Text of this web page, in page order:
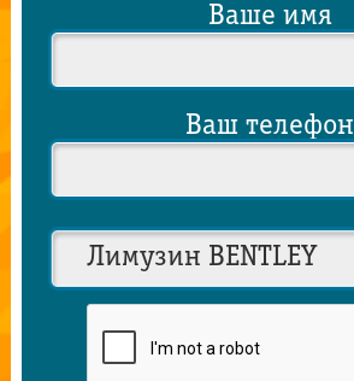
Ваше имя
Ваш телефон